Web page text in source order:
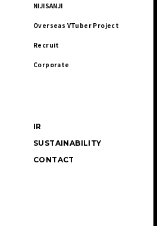
NIJISANJI
Overseas VTuber Project
Recruit
Corporate
IR
SUSTAINABILITY
CONTACT